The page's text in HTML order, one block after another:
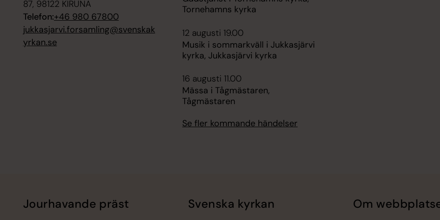
87, 98122 KIRUNA
Telefon:+46 980 67800
jukkasjarvi.forsamling@svenskak
yrkan.se
Tornehamns kyrka
12 augusti 19.00
Musik i sommarkväll i Jukkasjärvi
kyrka, Jukkasjärvi kyrka
16 augusti 11.00
Mässa i Tågmästaren,
Tågmästaren
Se fler kommande händelser
Jourhavande präst Svenska kyrkan Om